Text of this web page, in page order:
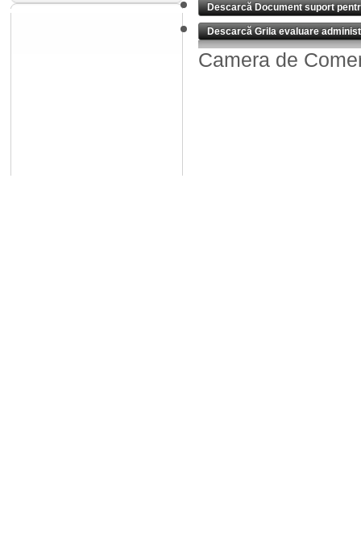
Descarcă Document suport
Descarcă Grila evaluare
Camera de